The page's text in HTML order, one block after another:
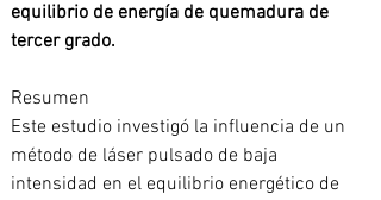
equilibrio de energía de quemadura de
tercer grado.
Resumen
Este estudio investigó la influencia de un
método de láser pulsado de baja
intensidad en el equilibrio energético de